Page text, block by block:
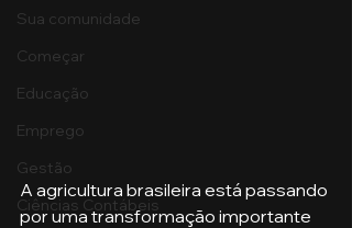
Sua comunidade
Começar
Educação
Emprego
Gestão
Ciências Contábeis
A agricultura brasileira está passando
por uma transformação importante